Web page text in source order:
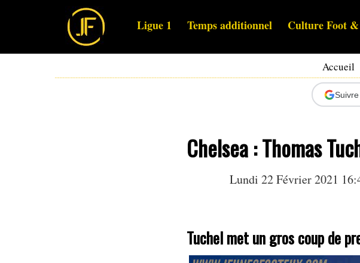
Ligue 1 Temps additionnel Culture Foot
Accueil
Chelsea : Thomas
Lundi 22 Février 2021
Tuchel met un gros coup de